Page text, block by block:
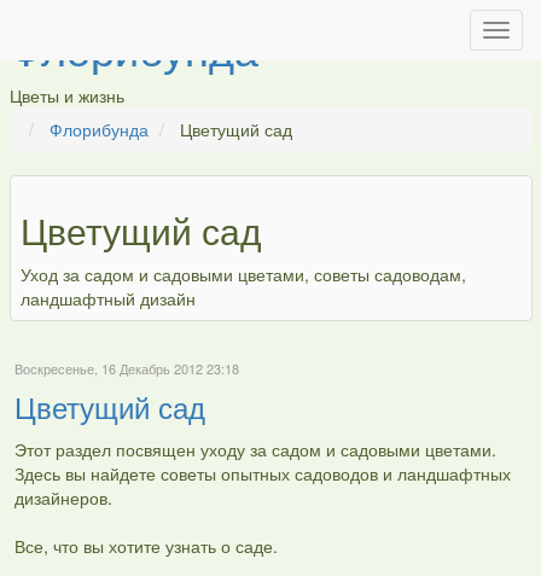
Флорибунда
Цветы и жизнь
Флорибунда
Цветущий сад
Цветущий сад
Уход за садом и садовыми цветами, советы садоводам,
ландшафтный дизайн
Воскресенье, 16 Декабрь 2012 23:18
Цветущий сад
Этот раздел посвящен уходу за садом и садовыми цветами.
Здесь вы найдете советы опытных садоводов и ландшафтных
дизайнеров.
Все, что вы хотите узнать о саде.